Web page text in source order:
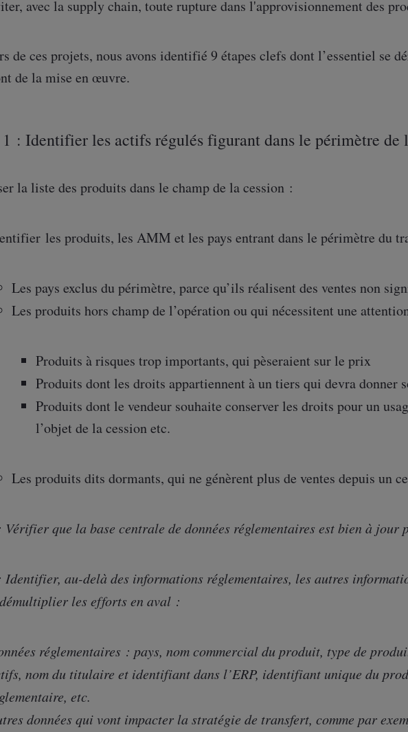
avec la supply chain, toute rupture dans l'approvisionnement des
de ces projets, nous avons identifié 9 étapes clefs dont l’essentiel se
de la mise en œuvre.
: Identifier les actifs régulés figurant dans le périmètre de
la liste des produits dans le champ de la cession :
les produits, les AMM et les pays entrant dans le périmètre du
Les pays exclus du périmètre, parce qu’ils réalisent des ventes non
Les produits hors champ de l’opération ou qui nécessitent une
Produits à risques trop importants, qui pèseraient sur le prix
Produits dont les droits appartiennent à un tiers qui devra donner
Produits dont le vendeur souhaite conserver les droits pour un
l’objet de la cession etc.
Les produits dits dormants, qui ne génèrent plus de ventes depuis un
Vérifier que la base centrale de données réglementaires est bien à jour
Identifier, au-delà des informations réglementaires, les autres
les efforts en aval :
réglementaires : pays, nom commercial du produit, type de
nom du titulaire et identifiant dans l’ERP, identifiant unique du
etc.
données qui vont impacter la stratégie de transfert, comme par